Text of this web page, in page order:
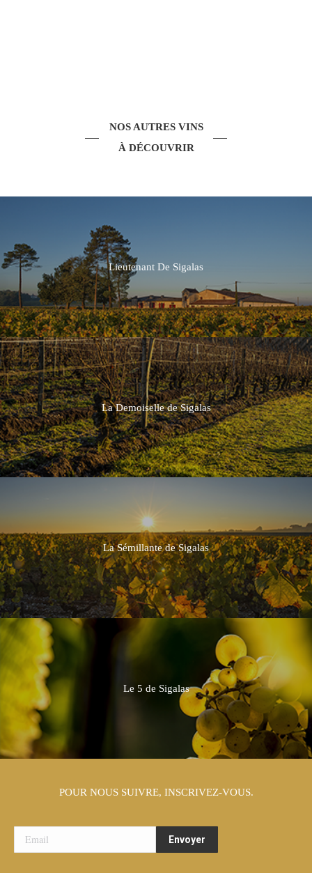
NOS AUTRES VINS
À DÉCOUVRIR
Lieutenant De Sigalas
La Demoiselle de Sigalas
La Sémillante de Sigalas
Le 5 de Sigalas
POUR NOUS SUIVRE, INSCRIVEZ-VOUS.